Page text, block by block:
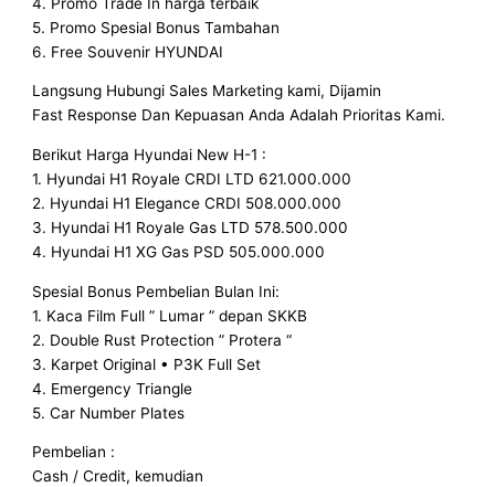
5. Promo Spesial Bonus Tambahan
6. Free Souvenir HYUNDAI
Langsung Hubungi Sales Marketing kami, Dijamin
Fast Response Dan Kepuasan Anda Adalah Prioritas Kami.
Berikut Harga Hyundai New H-1 :
1. Hyundai H1 Royale CRDI LTD 621.000.000
2. Hyundai H1 Elegance CRDI 508.000.000
3. Hyundai H1 Royale Gas LTD 578.500.000
4. Hyundai H1 XG Gas PSD 505.000.000
Spesial Bonus Pembelian Bulan Ini:
1. Kaca Film Full ” Lumar ” depan SKKB
2. Double Rust Protection ” Protera “
3. Karpet Original • P3K Full Set
4. Emergency Triangle
5. Car Number Plates
Pembelian :
Cash / Credit, kemudian